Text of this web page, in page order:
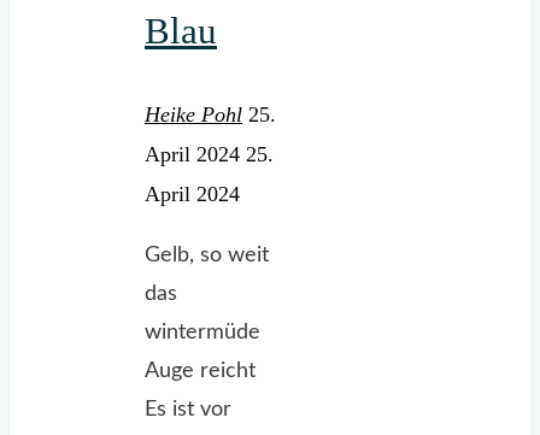
Blau
Heike Pohl 25.
April 2024 25.
April 2024
Gelb, so weit
das
wintermüde
Auge reicht
Es ist vor